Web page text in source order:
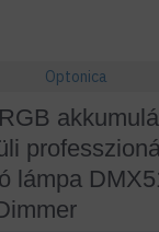
Optonica
lámpa